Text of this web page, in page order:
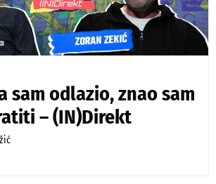
sam odlazio, znao sam
– (IN)Direkt